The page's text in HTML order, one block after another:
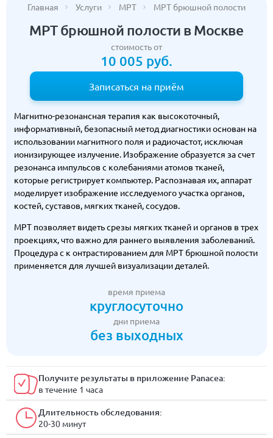
Главная Услуги МРТ МРТ брюшной полости
МРТ брюшной полости в Москве
стоимость от
10 005 руб.
Записаться на приём
Магнитно-резонансная терапия как высокоточный,
информативный, безопасный метод диагностики основан на
использовании магнитного поля и радиочастот, исключая
ионизирующее излучение. Изображение образуется за счет
резонанса импульсов с колебаниями атомов тканей,
которые регистрирует компьютер. Распознавая их, аппарат
моделирует изображение исследуемого участка органов,
костей, суставов, мягких тканей, сосудов.
МРТ позволяет видеть срезы мягких тканей и органов в трех
проекциях, что важно для раннего выявления заболеваний.
Процедура с к онтрастированием для МРТ брюшной полости
применяется для лучшей визуализации деталей.
время приема
круглосуточно
дни приема
без выходных
Получите результаты в приложение Panacea:
в течение 1 часа
Длительность обследования:
20-30 минут